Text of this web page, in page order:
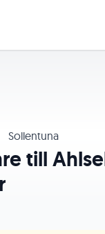
Sollentuna
till